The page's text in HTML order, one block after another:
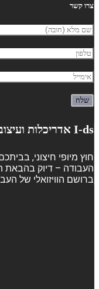
צרו קשר
I-ds אדריכלות ועיצוב פנים
חוץ מיופי חיצוני,
העבודה – דיוק בהבאת
ברושם הוויזואלי של